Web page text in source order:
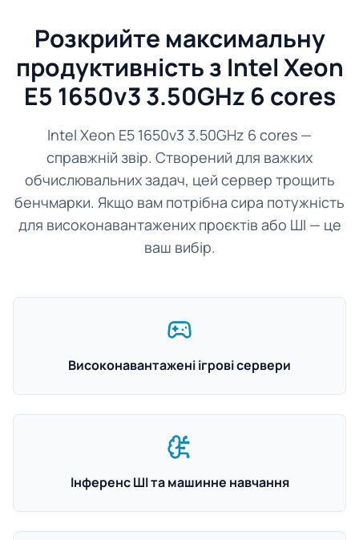
Розкрийте максимальну
продуктивність з Intel Xeon
E5 1650v3 3.50GHz 6 cores
Intel Xeon E5 1650v3 3.50GHz 6 cores —
справжній звір. Створений для важких
обчислювальних задач, цей сервер трощить
бенчмарки. Якщо вам потрібна сира потужність
для високонавантажених проєктів або ШІ — це
ваш вибір.
Високонавантажені ігрові сервери
Інференс ШІ та машинне навчання